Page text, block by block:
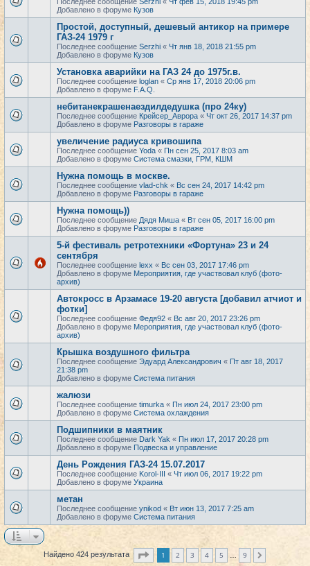
Добавлено в форуме Кузов
Простой, доступный, дешевый антикор на примере
ГАЗ-24 1979 г
Последнее сообщение Serzhi « Чт янв 18, 2018 21:55 pm
Добавлено в форуме Кузов
Установка аварийки на ГАЗ 24 до 1975г.в.
Последнее сообщение loglan « Ср янв 17, 2018 20:06 pm
Добавлено в форуме F.A.Q.
небитанекрашенаездилдедушка (про 24ку)
Последнее сообщение Крейсер_Аврора « Чт окт 26, 2017 14:37 pm
Добавлено в форуме Разговоры в гараже
увеличение радиуса кривошипа
Последнее сообщение Yoda « Пн сен 25, 2017 8:03 am
Добавлено в форуме Система смазки, ГРМ, КШМ
Нужна помощь в москве.
Последнее сообщение vlad-chk « Вс сен 24, 2017 14:42 pm
Добавлено в форуме Разговоры в гараже
Нужна помощь))
Последнее сообщение Дядя Миша « Вт сен 05, 2017 16:00 pm
Добавлено в форуме Разговоры в гараже
5-й фестиваль ретротехники «Фортуна» 23 и 24
сентября
Последнее сообщение lexx « Вс сен 03, 2017 17:46 pm
Добавлено в форуме Мероприятия, где участвовал клуб (фото-
архив)
Автокросс в Арзамасе 19-20 августа [добавил атчиот и
фотки]
Последнее сообщение Федя92 « Вс авг 20, 2017 23:26 pm
Добавлено в форуме Мероприятия, где участвовал клуб (фото-
архив)
Крышка воздушного фильтра
Последнее сообщение Эдуард Александрович « Пт авг 18, 2017
21:38 pm
Добавлено в форуме Система питания
жалюзи
Последнее сообщение timurka « Пн июл 24, 2017 23:00 pm
Добавлено в форуме Система охлаждения
Подшипники в маятник
Последнее сообщение Dark Yak « Пн июл 17, 2017 20:28 pm
Добавлено в форуме Подвеска и управление
День Рождения ГАЗ-24 15.07.2017
Последнее сообщение Korol-III « Чт июл 06, 2017 19:22 pm
Добавлено в форуме Украина
метан
Последнее сообщение ynikod « Вт июн 13, 2017 7:25 am
Добавлено в форуме Система питания
Найдено 424 результата Страница из
1 2 3 4 5 9